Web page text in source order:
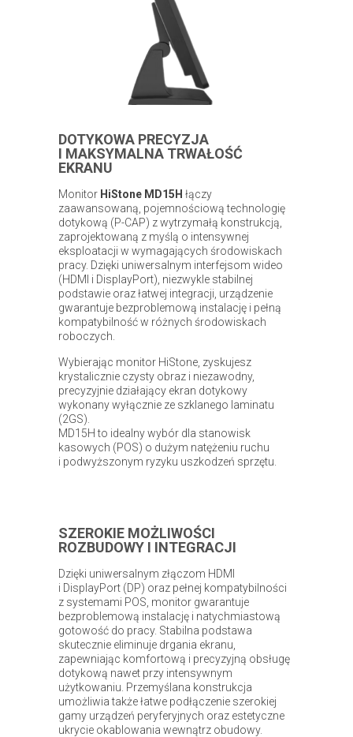
DOTYKOWA PRECYZJA
I MAKSYMALNA TRWAŁOŚĆ
EKRANU
Monitor HiStone MD15H łączy
zaawansowaną, pojemnościową technologię
dotykową (P-CAP) z wytrzymałą konstrukcją,
zaprojektowaną z myślą o intensywnej
eksploatacji w wymagających środowiskach
pracy. Dzięki uniwersalnym interfejsom wideo
(HDMI i DisplayPort), niezwykle stabilnej
podstawie oraz łatwej integracji, urządzenie
gwarantuje bezproblemową instalację i pełną
kompatybilność w różnych środowiskach
roboczych.
Wybierając monitor HiStone, zyskujesz
krystalicznie czysty obraz i niezawodny,
precyzyjnie działający ekran dotykowy
wykonany wyłącznie ze szklanego laminatu
(2GS).
MD15H to idealny wybór dla stanowisk
kasowych (POS) o dużym natężeniu ruchu
i podwyższonym ryzyku uszkodzeń sprzętu.
SZEROKIE MOŻLIWOŚCI
ROZBUDOWY I INTEGRACJI
Dzięki uniwersalnym złączom HDMI
i DisplayPort (DP) oraz pełnej kompatybilności
z systemami POS, monitor gwarantuje
bezproblemową instalację i natychmiastową
gotowość do pracy. Stabilna podstawa
skutecznie eliminuje drgania ekranu,
zapewniając komfortową i precyzyjną obsługę
dotykową nawet przy intensywnym
użytkowaniu. Przemyślana konstrukcja
umożliwia także łatwe podłączenie szerokiej
gamy urządzeń peryferyjnych oraz estetyczne
ukrycie okablowania wewnątrz obudowy.